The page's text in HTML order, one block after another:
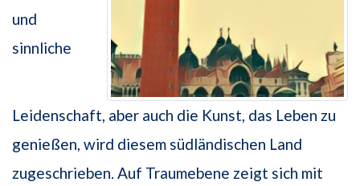
und
sinnliche
Leidenschaft, aber auch die Kunst, das Leben zu
genießen, wird diesem südländischen Land
zugeschrieben. Auf Traumebene zeigt sich mit